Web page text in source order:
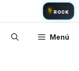
ROCK
Menú